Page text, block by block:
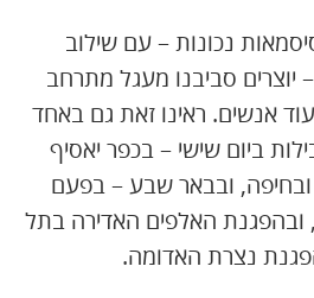
נכונות – עם שילוב
סביבנו מעגל מתרחב
אנשים. ראינו זאת גם באחד
ביום שישי – בכפר יאסיף
ובחיפה, ובבאר שבע – בפעם
האלפים האדירה בתל
נצרת האדומה.